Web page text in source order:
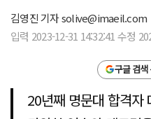
김영진 기자solive@imaeil.com
입력 2023-12-31 14:32:41 수정
구글 검색
20년째 명문대 합격자